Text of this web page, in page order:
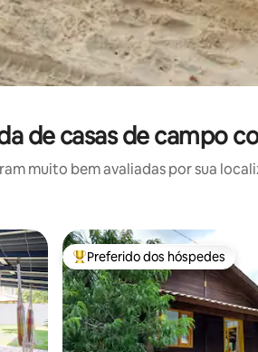
de casas de campo
muito bem avaliadas por sua
Entre os melhores preferidos
Preferido dos hóspedes